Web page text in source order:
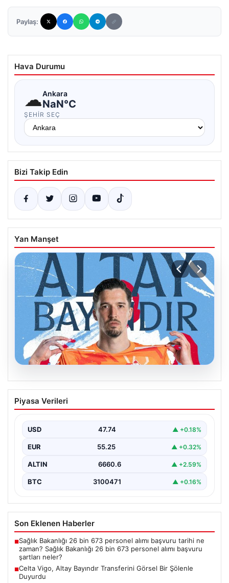
Paylaş:
Hava Durumu
☁Ankara
NaN°C
ŞEHIR SEÇ
Bizi Takip Edin
Yan Manşet
07.08.2026
Celta Vigo, Altay Bayındır Transferini
Görsel Bir Şölenle Duyurdu
merakla beklenen transferini resmi olarak duyurdu.
Takım, altyapısından…
Piyasa Verileri
USD 47.74 ▲ +0.18%
EUR 55.25 ▲ +0.32%
ALTIN 6660.6 ▲ +2.59%
BTC 3100471 ▲ +0.16%
Son Eklenen Haberler
■Sağlık Bakanlığı 26 bin 673 personel alımı başvuru tarihi ne
zaman? Sağlık Bakanlığı 26 bin 673 personel alımı başvuru
şartları neler?
■Celta Vigo, Altay Bayındır Transferini Görsel Bir Şölenle
Duyurdu